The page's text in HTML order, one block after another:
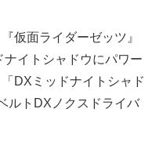
仮面ライダーゼッツ』
ナイトシャドウにパワー
DXミッドナイトシャド
ルトDXノクスドライバ